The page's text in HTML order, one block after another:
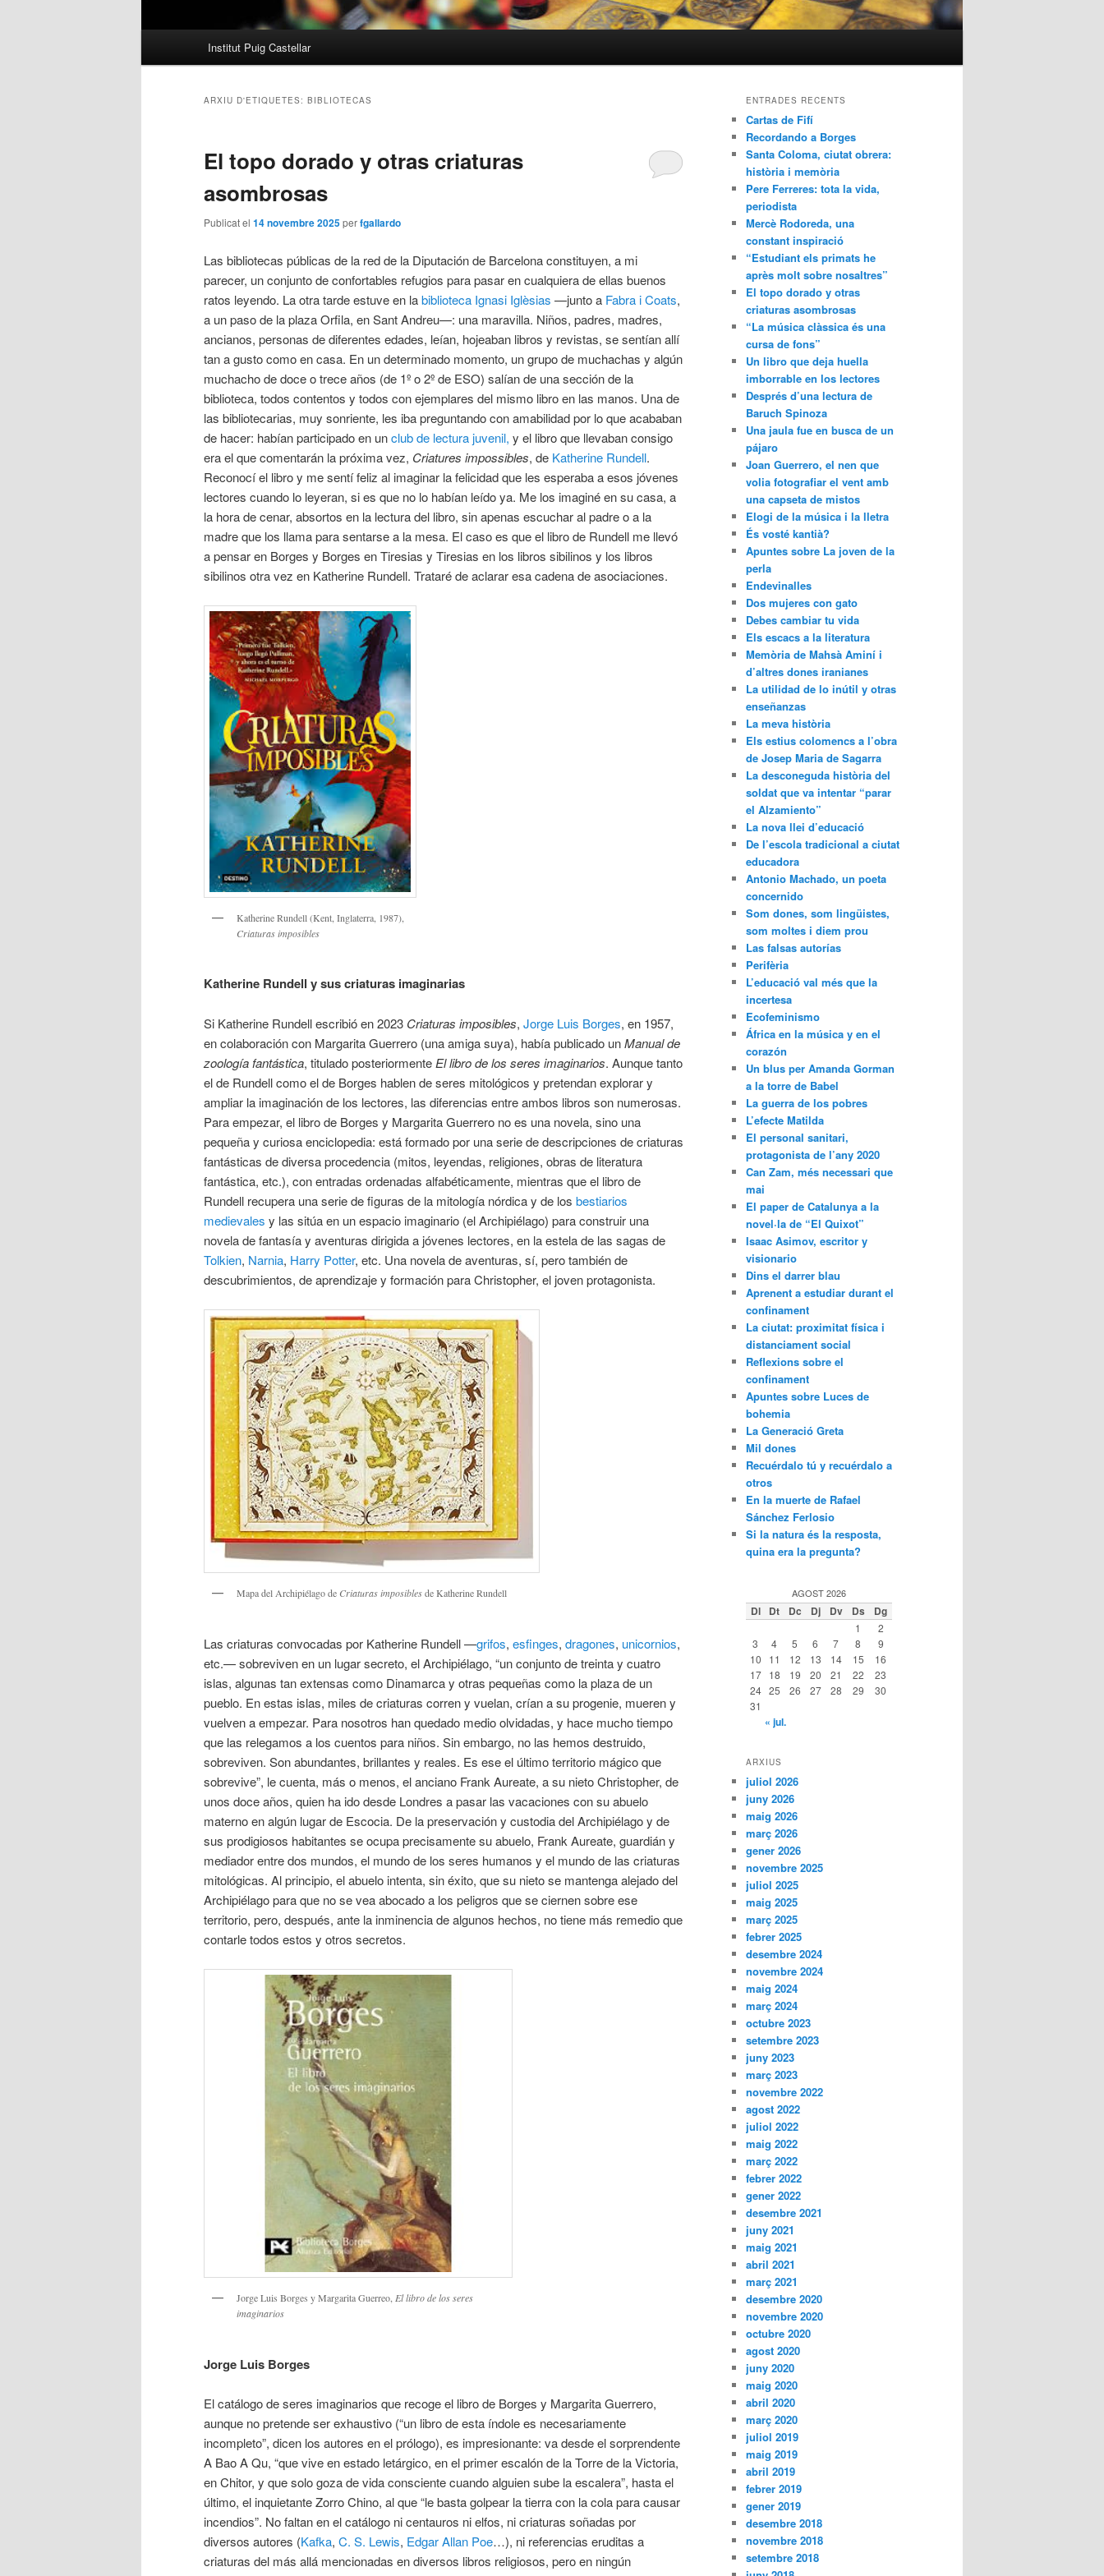
Institut Puig Castellar
ARXIU D'ETIQUETES: BIBLIOTECAS
El topo dorado y otras criaturas
asombrosas
Publicat el 14 novembre 2025perfgallardo
Las bibliotecas públicas de la red de la Diputación de Barcelona constituyen, a mi
parecer, un conjunto de confortables refugios para pasar en cualquiera de ellas buenos
ratos leyendo. La otra tarde estuve en labiblioteca Ignasi Iglèsias —junto a Fabra i Coats,
a un paso de la plaza Orfila, en Sant Andreu—: una maravilla. Niños, padres, madres,
ancianos, personas de diferentes edades, leían, hojeaban libros y revistas, se sentían allí
tan a gusto como en casa. En un determinado momento, un grupo de muchachas y algún
muchacho de doce o trece años (de 1º o 2º de ESO) salían de una sección de la
biblioteca, todos contentos y todos con ejemplares del mismo libro en las manos. Una de
las bibliotecarias, muy sonriente, les iba preguntando con amabilidad por lo que acababan
de hacer: habían participado en unclub de lectura juvenil, y el libro que llevaban consigo
era el que comentarán la próxima vez, Criatures impossibles, de Katherine Rundell.
Reconocí el libro y me sentí feliz al imaginar la felicidad que les esperaba a esos jóvenes
lectores cuando lo leyeran, si es que no lo habían leído ya. Me los imaginé en su casa, a
la hora de cenar, absortos en la lectura del libro, sin apenas escuchar al padre o a la
madre que los llama para sentarse a la mesa. El caso es que el libro de Rundell me llevó
a pensar en Borges y Borges en Tiresias y Tiresias en los libros sibilinos y los libros
sibilinos otra vez en Katherine Rundell. Trataré de aclarar esa cadena de asociaciones.
Katherine Rundell (Kent, Inglaterra, 1987),
Criaturas imposibles
Katherine Rundell y sus criaturas imaginarias
Si Katherine Rundell escribió en 2023 Criaturas imposibles, Jorge Luis Borges, en 1957,
en colaboración con Margarita Guerrero (una amiga suya), había publicado unManual de
zoología fantástica, titulado posteriormente El libro de los seres imaginarios. Aunque tanto
el de Rundell como el de Borges hablen de seres mitológicos y pretendan explorar y
ampliar la imaginación de los lectores, las diferencias entre ambos libros son numerosas.
Para empezar, el libro de Borges y Margarita Guerrero no es una novela, sino una
pequeña y curiosa enciclopedia: está formado por una serie de descripciones de criaturas
fantásticas de diversa procedencia (mitos, leyendas, religiones, obras de literatura
fantástica, etc.), con entradas ordenadas alfabéticamente, mientras que el libro de
Rundell recupera una serie de figuras de la mitología nórdica y de los bestiarios
medievales y las sitúa en un espacio imaginario (el Archipiélago) para construir una
novela de fantasía y aventuras dirigida a jóvenes lectores, en la estela de las sagas de
Tolkien, Narnia, Harry Potter, etc. Una novela de aventuras, sí, pero también de
descubrimientos, de aprendizaje y formación para Christopher, el joven protagonista.
Mapa del Archipiélago de Criaturas imposiblesde Katherine Rundell
Las criaturas convocadas por Katherine Rundell —grifos, esfinges, dragones, unicornios,
etc.— sobreviven en un lugar secreto, el Archipiélago, “un conjunto de treinta y cuatro
islas, algunas tan extensas como Dinamarca y otras pequeñas como la plaza de un
pueblo. En estas islas, miles de criaturas corren y vuelan, crían a su progenie, mueren y
vuelven a empezar. Para nosotros han quedado medio olvidadas, y hace mucho tiempo
que las relegamos a los cuentos para niños. Sin embargo, no las hemos destruido,
sobreviven. Son abundantes, brillantes y reales. Es ese el último territorio mágico que
sobrevive”, le cuenta, más o menos, el anciano Frank Aureate, a su nieto Christopher, de
unos doce años, quien ha ido desde Londres a pasar las vacaciones con su abuelo
materno en algún lugar de Escocia. De la preservación y custodia del Archipiélago y de
sus prodigiosos habitantes se ocupa precisamente su abuelo, Frank Aureate, guardián y
mediador entre dos mundos, el mundo de los seres humanos y el mundo de las criaturas
mitológicas. Al principio, el abuelo intenta, sin éxito, que su nieto se mantenga alejado del
Archipiélago para que no se vea abocado a los peligros que se ciernen sobre ese
territorio, pero, después, ante la inminencia de algunos hechos, no tiene más remedio que
contarle todos estos y otros secretos.
Jorge Luis Borges y Margarita Guerreo, El libro de los seres
imaginarios
Jorge Luis Borges
El catálogo de seres imaginarios que recoge el libro de Borges y Margarita Guerrero,
aunque no pretende ser exhaustivo (“un libro de esta índole es necesariamente
incompleto”, dicen los autores en el prólogo), es impresionante: va desde el sorprendente
A Bao A Qu, “que vive en estado letárgico, en el primer escalón de la Torre de la Victoria,
en Chitor, y que solo goza de vida consciente cuando alguien sube la escalera”, hasta el
último, el inquietante Zorro Chino, al que “le basta golpear la tierra con la cola para causar
incendios”. No faltan en el catálogo ni centauros ni elfos, ni criaturas soñadas por
diversos autores (Kafka, C. S. Lewis, Edgar Allan Poe…), ni referencias eruditas a
criaturas del más allá mencionadas en diversos libros religiosos, pero en ningún
ENTRADES RECENTS
Cartas de Fifí
Recordando a Borges
Santa Coloma, ciutat obrera:
història i memòria
Pere Ferreres: tota la vida,
periodista
Mercè Rodoreda, una
constant inspiració
“Estudiant els primats he
après molt sobre nosaltres”
El topo dorado y otras
criaturas asombrosas
“La música clàssica és una
cursa de fons”
Un libro que deja huella
imborrable en los lectores
Després d’una lectura de
Baruch Spinoza
Una jaula fue en busca de un
pájaro
Joan Guerrero, el nen que
volia fotografiar el vent amb
una capseta de mistos
Elogi de la música i la lletra
És vosté kantià?
Apuntes sobre La joven de la
perla
Endevinalles
Dos mujeres con gato
Debes cambiar tu vida
Els escacs a la literatura
Memòria de Mahsà Aminí i
d’altres dones iranianes
La utilidad de lo inútil y otras
enseñanzas
La meva història
Els estius colomencs a l’obra
de Josep Maria de Sagarra
La desconeguda història del
soldat que va intentar “parar
el Alzamiento”
La nova llei d’educació
De l’escola tradicional a ciutat
educadora
Antonio Machado, un poeta
concernido
Som dones, som lingüistes,
som moltes i diem prou
Las falsas autorías
Perifèria
L’educació val més que la
incertesa
Ecofeminismo
África en la música y en el
corazón
Un blus per Amanda Gorman
a la torre de Babel
La guerra de los pobres
L’efecte Matilda
El personal sanitari,
protagonista de l’any 2020
Can Zam, més necessari que
mai
El paper de Catalunya a la
novel·la de “El Quixot”
Isaac Asimov, escritor y
visionario
Dins el darrer blau
Aprenent a estudiar durant el
confinament
La ciutat: proximitat física i
distanciament social
Reflexions sobre el
confinament
Apuntes sobre Luces de
bohemia
La Generació Greta
Mil dones
Recuérdalo tú y recuérdalo a
otros
En la muerte de Rafael
Sánchez Ferlosio
Si la natura és la resposta,
quina era la pregunta?
AGOST 2026
Dl Dt Dc Dj Dv Ds Dg
1
2
3
4 5 6 7 8
9
10
11 12 13 14 15
16
17
18 19 20 21 22
23
24 25 26 27 28 29
30
31
« jul.
ARXIUS
juliol 2026
juny 2026
maig 2026
març 2026
gener 2026
novembre 2025
juliol 2025
maig 2025
març 2025
febrer 2025
desembre 2024
novembre 2024
maig 2024
març 2024
octubre 2023
setembre 2023
juny 2023
març 2023
novembre 2022
agost 2022
juliol 2022
maig 2022
març 2022
febrer 2022
gener 2022
desembre 2021
juny 2021
maig 2021
abril 2021
març 2021
desembre 2020
novembre 2020
octubre 2020
agost 2020
juny 2020
maig 2020
abril 2020
març 2020
juliol 2019
maig 2019
abril 2019
febrer 2019
gener 2019
desembre 2018
novembre 2018
setembre 2018